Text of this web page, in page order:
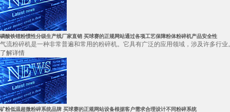
磷酸铁锂粉惯性分级生产线厂家直销 买球赛的正规网站通过各项工艺保障粉体粉碎机产品安全性
气流粉碎机是一种非常普遍和常用的粉碎机。它具有广泛的应用领域，涉及许多行
了解详情
矿粉低温超微粉碎系统品牌 买球赛的正规网站设备根据客户需求合理设计不同粉碎系统